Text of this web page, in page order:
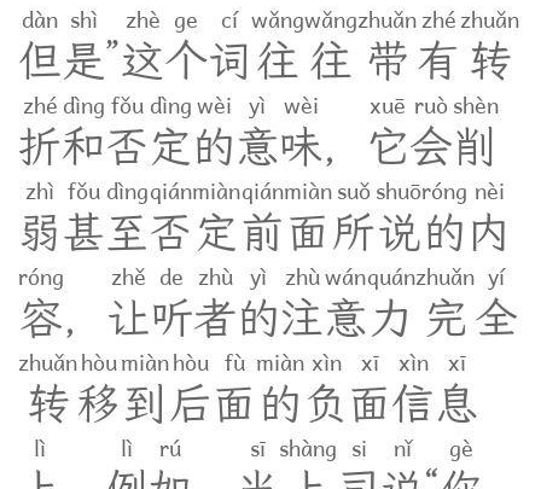
但
dàn
是
shì
”这
zhè
个
ge
词
cí
往
wǎng
往
wǎng
带
zhuǎn
有
zhé
转
zhuǎn
折
zhé
和
dìng
否
fǒu
定
dìng
的
wèi
意
yì
味
wèi
， 它
xuē
会
ruò
削
shèn
弱
zhì
甚
fǒu
至
dìng
否
qián
定
miàn
前
qián
面
miàn
所
suǒ
说
shuō
的
róng
内
nèi
容
róng
， 让
zhě
听
de
者
zhù
的
yì
注
zhù
意
wán
力
quán
完
zhuǎn
全
yí
转
zhuǎn
移
hòu
到
miàn
后
hòu
面
fù
的
miàn
负
xìn
面
xī
信
xìn
息
xī
lì lì rú sī shàng si nǐ gè